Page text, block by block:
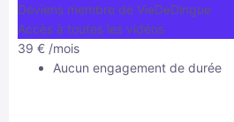
Deviens membre de VieDeDingue
Accès à toutes les vidéos
39 € /mois
Aucun engagement de durée